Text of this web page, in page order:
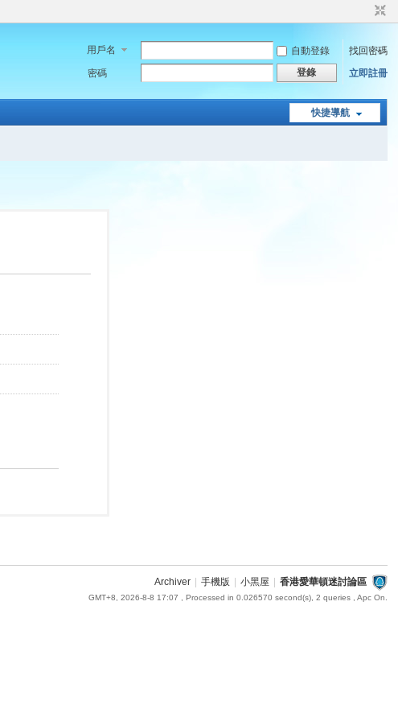
用戶名 自動登錄
找回密碼
密碼
登錄 立即註冊
快捷導航
Archiver 手機版 小黑屋 香港愛華頓迷討論區
GMT+8, 2026-8-8 17:07 , Processed in 0.026570 second(s), 2 queries , Apc On.